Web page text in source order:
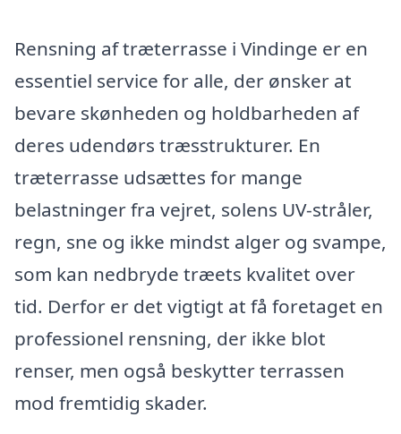
Rensning af træterrasse i Vindinge er en
essentiel service for alle, der ønsker at
bevare skønheden og holdbarheden af
deres udendørs træsstrukturer. En
træterrasse udsættes for mange
belastninger fra vejret, solens UV-stråler,
regn, sne og ikke mindst alger og svampe,
som kan nedbryde træets kvalitet over
tid. Derfor er det vigtigt at få foretaget en
professionel rensning, der ikke blot
renser, men også beskytter terrassen
mod fremtidig skader.